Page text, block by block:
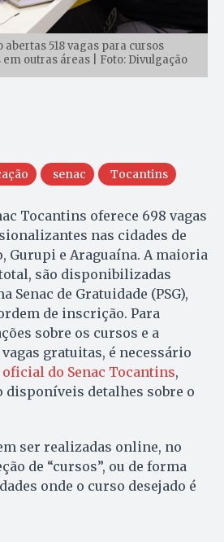
518 vagas para cursos
outras áreas | Foto: Divulgação
senac Tocantins
Tocantins oferece 698 vagas
nas cidades de
Gurupi e Araguaína. A maioria
são disponibilizadas
Senac de Gratuidade (PSG),
de inscrição. Para
sobre os cursos e a
gratuitas, é necessário
do Senac Tocantins,
disponíveis detalhes sobre o
ser realizadas online, no
de “cursos”, ou de forma
onde o curso desejado é